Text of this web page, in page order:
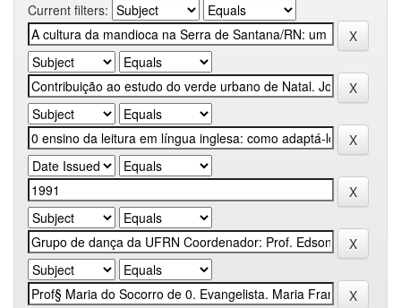
Current filters: